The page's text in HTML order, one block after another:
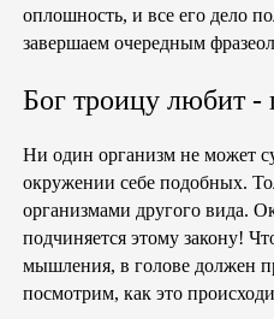
оплошность, и все его дело
завершаем очередным
Бог троицу любит -
Ни один организм не может
окружении себе подобных.
организмами другого вида.
подчиняется этому закону!
мышления, в голове должен
посмотрим, как это